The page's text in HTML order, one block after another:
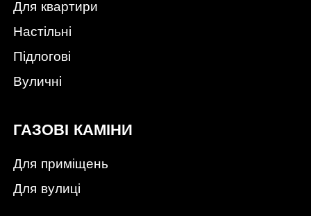
Для квартири
Настільні
Підлогові
Вуличні
ГАЗОВІ КАМІНИ
Для приміщень
Для вулиці